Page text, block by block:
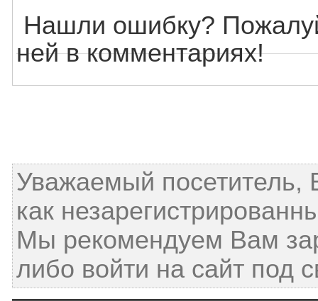
Нашли ошибку?
ней в комментариях!
Уважаемый посетитель,
как
Мы рекомендуем Вам
либо войти на сайт под